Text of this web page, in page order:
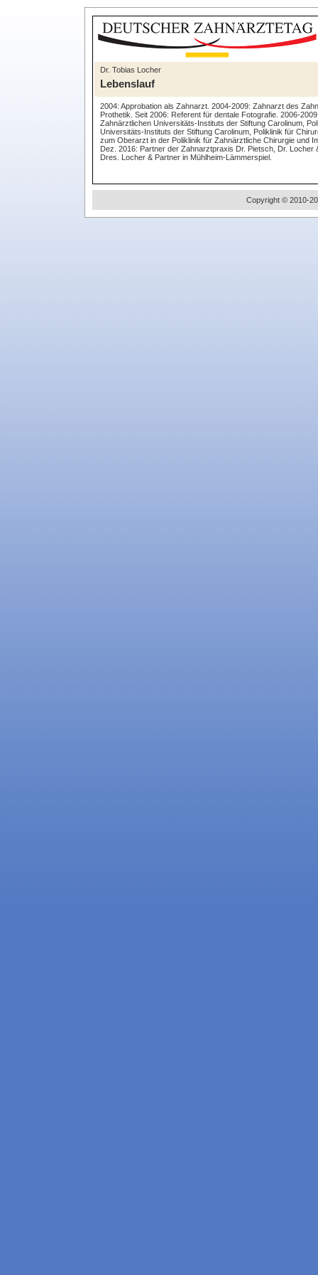
Dr. Tobias Locher
Lebenslauf
2004: Approbation als Zahnarzt. 2004-2009: Zahnarzt des
Prothetik. Seit 2006: Referent für dentale Fotografie. 2006-
Zahnärztlichen Universitäts-Instituts der Stiftung Carolinum,
Universitäts-Instituts der Stiftung Carolinum, Poliklinik für
zum Oberarzt in der Poliklinik für Zahnärztliche Chirurgie und
Dez. 2016: Partner der Zahnarztpraxis Dr. Pietsch, Dr.
Dres. Locher & Partner in Mühlheim-Lämmerspiel.
Copyright © 2010-